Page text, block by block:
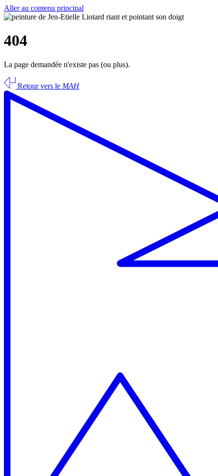
Aller au contenu principal
404
La page demandée n'existe pas (ou plus).
Retour vers le MAH